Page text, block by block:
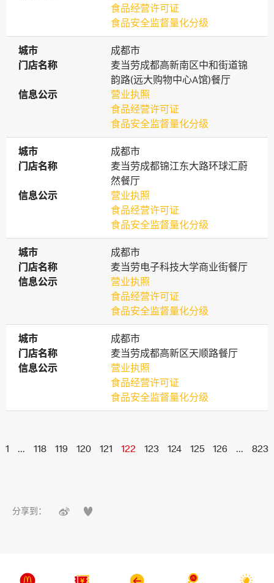
食品经营许可证
食品安全监督量化分级
城市
城市
成都市
门店名称
门店名称
麦当劳成都高新南区中和街道锦
韵路(远大购物中心A馆)餐厅
信息公示
信息公示
营业执照
食品经营许可证
食品安全监督量化分级
城市
城市
成都市
门店名称
门店名称
麦当劳成都锦江东大路环球汇蔚
然餐厅
信息公示
信息公示
营业执照
食品经营许可证
食品安全监督量化分级
城市
城市
成都市
门店名称
门店名称
麦当劳电子科技大学商业街餐厅
信息公示
信息公示
营业执照
食品经营许可证
食品安全监督量化分级
城市
城市
成都市
门店名称
门店名称
麦当劳成都高新区天顺路餐厅
信息公示
信息公示
营业执照
食品经营许可证
食品安全监督量化分级
1 ... 118 119 120 121 122 123 124 125 126 ... 823
分享到：  